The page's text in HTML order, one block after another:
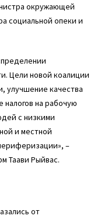
окружающей
социальной опеки и
Цели новой коалиции
улучшение качества
на рабочую
с низкими
и местной
–
Таави Рыйвас.
от